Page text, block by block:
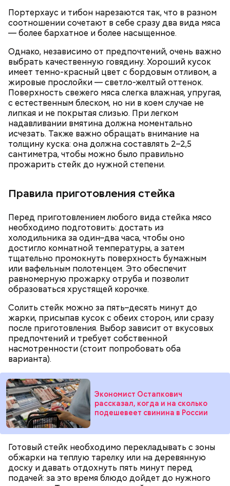
Портерхаус и тибон нарезаются так, что в разном
соотношении сочетают в себе сразу два вида мяса
— более бархатное и более насыщенное.
Однако, независимо от предпочтений, очень важно
выбрать качественную говядину. Хороший кусок
имеет темно-красный цвет с бордовым отливом, а
жировые прослойки — светло-желтый оттенок.
Поверхность свежего мяса слегка влажная, упругая,
с естественным блеском, но ни в коем случае не
липкая и не покрытая слизью. При легком
надавливании вмятина должна моментально
исчезать. Также важно обращать внимание на
толщину куска: она должна составлять 2–2,5
сантиметра, чтобы можно было правильно
прожарить стейк до нужной степени.
Правила приготовления стейка
Перед приготовлением любого вида стейка мясо
необходимо подготовить: достать из
холодильника за один–два часа, чтобы оно
достигло комнатной температуры, а затем
тщательно промокнуть поверхность бумажным
или вафельным полотенцем. Это обеспечит
равномерную прожарку отруба и позволит
образоваться хрустящей корочке.
Солить стейк можно за пять–десять минут до
жарки, присыпав кусок с обеих сторон, или сразу
после приготовления. Выбор зависит от вкусовых
предпочтений и требует собственной
насмотренности (стоит попробовать оба
варианта).
Экономист Остапкович
рассказал, когда и на сколько
подешевеет свинина в России
Готовый стейк необходимо перекладывать с зоны
обжарки на теплую тарелку или на деревянную
доску и давать отдохнуть пять минут перед
подачей: за это время блюдо дойдет до нужного